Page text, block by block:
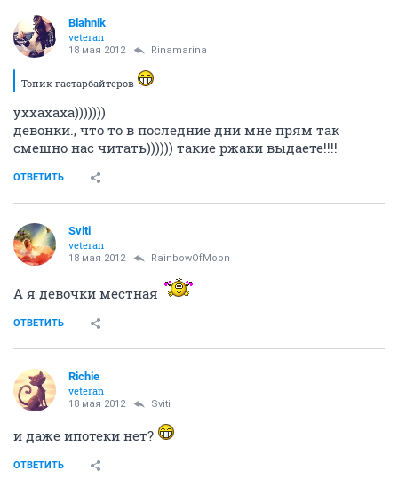
Blahnik
veteran
18 мая 2012 Rinamarina
Топик гастарбайтеров
уххахаха)))))))
девонки., что то в последние дни мне прям так
смешно нас читать)))))) такие ржаки выдаете!!!!
ОТВЕТИТЬ
Sviti
veteran
18 мая 2012 RainbowOfMoon
А я девочки местная
ОТВЕТИТЬ
Richie
veteran
18 мая 2012 Sviti
и даже ипотеки нет?
ОТВЕТИТЬ